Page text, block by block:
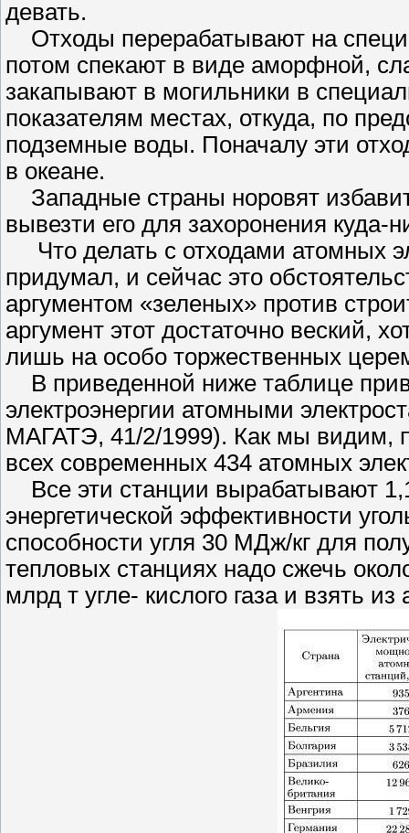
девать.
Отходы перерабатывают на
потом спекают в виде аморфной,
закапывают в могильники в
показателям местах, откуда, по
подземные воды. Поначалу эти
в океане.
Западные страны норовят
вывезти его для захоронения
Что делать с отходами атомных
придумал, и сейчас это
аргументом «зеленых» против
аргумент этот достаточно веский,
лишь на особо торжественных
В приведенной ниже таблице
электроэнергии атомными
МАГАТЭ, 41/2/1999). Как мы видим,
всех современных 434 атомных
Все эти станции вырабатывают
энергетической эффективности
способности угля 30 МДж/кг для
тепловых станциях надо сжечь
млрд т угле- кислого газа и взять